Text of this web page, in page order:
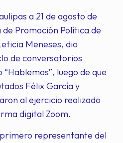
a 21 de agosto de
Promoción Política de
Meneses, dio
de conversatorios
luego de que
Félix García y
al ejercicio realizado
digital Zoom.
representante del